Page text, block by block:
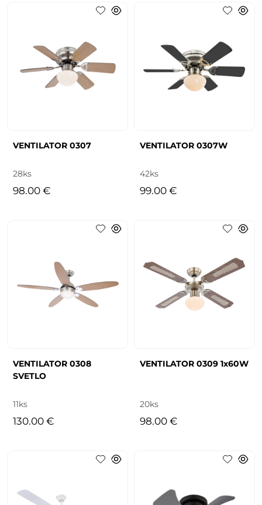
VENTILATOR 0307
28ks
98.00 €
VENTILATOR 0307W
42ks
99.00 €
VENTILATOR 0308
SVETLO
11ks
130.00 €
VENTILATOR 0309 1x60W
20ks
98.00 €